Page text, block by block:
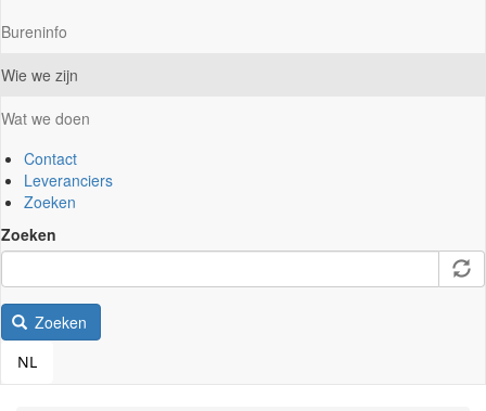
Bureninfo
Wie we zijn
Wat we doen
Contact
Leveranciers
Zoeken
Zoeken
Zoeken
NL